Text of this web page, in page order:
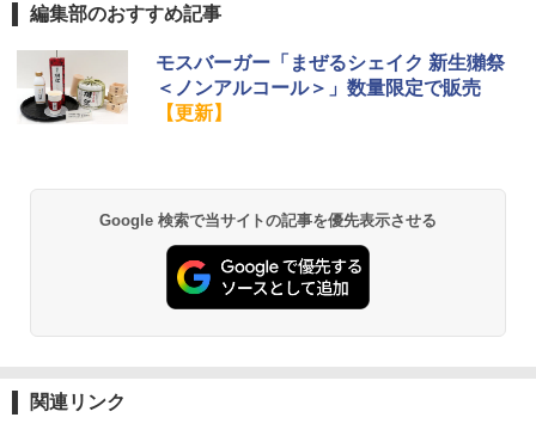
チキンラーメン どんぶり 85g×12個 日清
食品 インスタント カップ麺
￥1,939
【公式】ブタメン とんこつ味 35g×15個
麺 小腹 インスタント アウトドアにも ロ
ーリングストック 大人買い おやつカン
パニー
￥1,288
[山善] スチームオーブンレンジ 25L 一人
暮らし 二人暮らし フラットテーブル ス
チーム調理 自動メニュー19種搭載 角皿
付き ブラック MRK-F250TSV(B)
シャープ 過熱水蒸気 オーブンレンジ 23
L 1段調理 ブラック RE-WF232-B シンプ
ル操作 コンパクト 一人暮らし 二人暮ら
し らくチン!（絶対湿度）センサー ノン
フライ調理 トースト スチームあたため
編集部のおすすめ記事
モスバーガー「まぜるシェイク 新生獺祭
＜ノンアルコール＞」数量限定で販売
【更新】
Google 検索で当サイトの記事を優先表示させる
関連リンク